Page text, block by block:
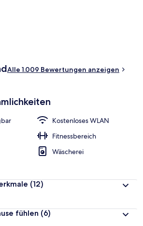
Anderen Reisenden gefallen das
der allgemeine Zustand.
Alle 1.009 Bewertungen anzeigen
Kostenloses WLAN
Fitnessbereich
Wäscherei
(12)
fühlen (6)